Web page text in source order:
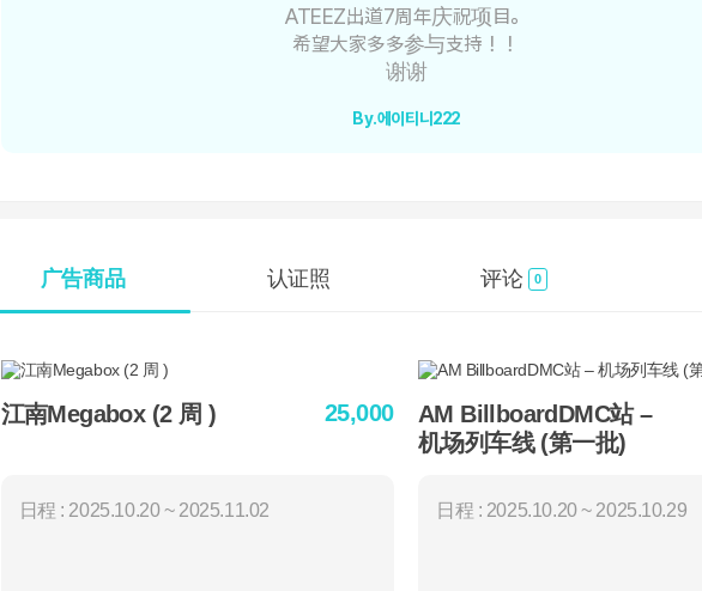
ATEEZ出道7周年庆祝项目。
希望大家多多参与支持！！
谢谢
By.에이티니222
广告商品 认证照 评论 0
江南Megabox (2 周 ) 25,000
日程 : 2025.10.20 ~ 2025.11.02
AM BillboardDMC站 –
机场列车线 (第一批)
日程 : 2025.10.20 ~ 2025.10.29